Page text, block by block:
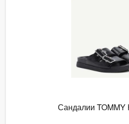
Сандалии TOMMY